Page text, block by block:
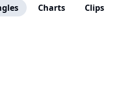
Charts Clips